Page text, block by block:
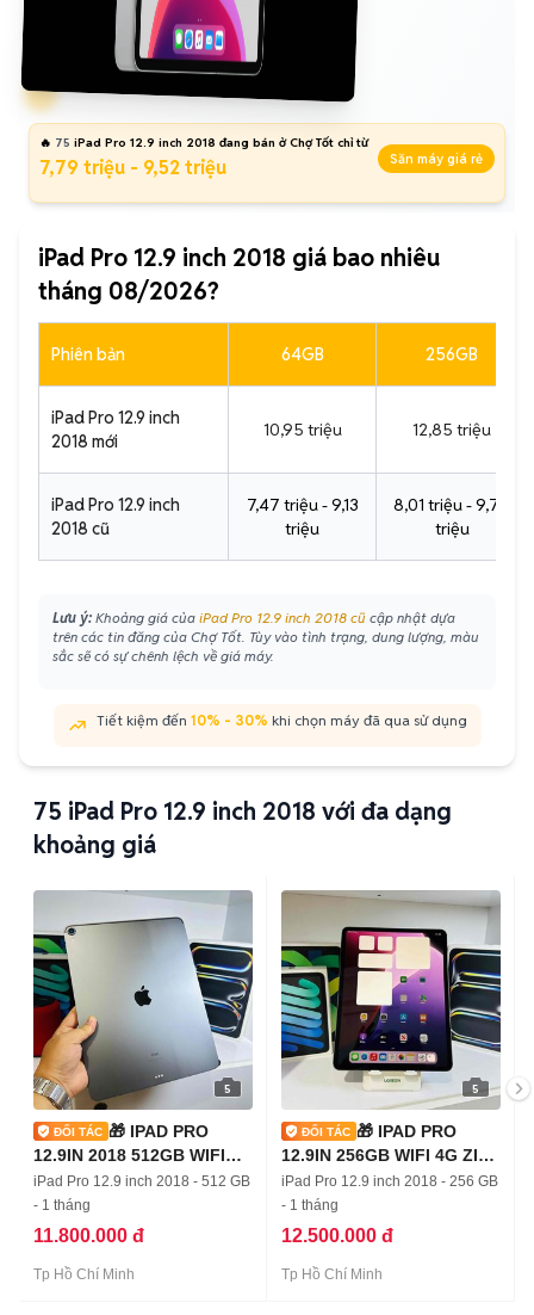
🔥 75 iPad Pro 12.9 inch 2018 đang bán ở Chợ Tốt chỉ từ
7,79 triệu - 9,52 triệu Săn máy giá rẻ
iPad Pro 12.9 inch 2018 giá bao nhiêu
tháng 08/2026?
Phiên bản 64GB 256GB
iPad Pro 12.9 inch
2018 mới
10,95 triệu 12,85 triệu
iPad Pro 12.9 inch
2018 cũ
7,47 triệu - 9,13
triệu
8,01 triệu - 9,79
triệu
Lưu ý: Khoảng giá của iPad Pro 12.9 inch 2018 cũ cập nhật dựa
trên các tin đăng của Chợ Tốt. Tùy vào tình trạng, dung lượng, màu
sắc sẽ có sự chênh lệch về giá máy.
Tiết kiệm đến 10% - 30% khi chọn máy đã qua sử dụng
75 iPad Pro 12.9 inch 2018 với đa dạng
khoảng giá
5
🎁 IPAD PRO
12.9IN 2018 512GB WIFI
ZIN ALL 100% 👌
iPad Pro 12.9 inch 2018 - 512 GB
- 1 tháng
11.800.000 đ
Tp Hồ Chí Minh
5
🎁 IPAD PRO
12.9IN 256GB WIFI 4G ZIN
100% PIN 91%
iPad Pro 12.9 inch 2018 - 256 GB
- 1 tháng
12.500.000 đ
Tp Hồ Chí Minh